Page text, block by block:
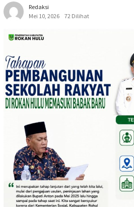
Redaksi
Mei 10, 2026
72 Dilihat